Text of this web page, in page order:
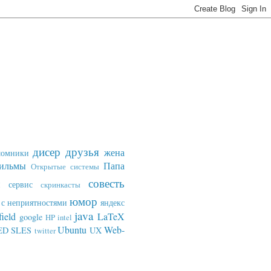
дисер друзья жена
Открытые системы Папа
сервис скринкасты
совесть
неприятностями юмор яндекс
google HP intel java LaTeX
SLES twitterUbuntu UX Web-